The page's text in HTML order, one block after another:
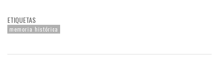
ETIQUETAS
memoria histórica